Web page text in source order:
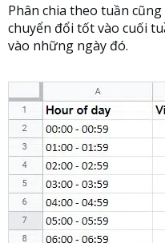
Phân chia theo tuần
chuyển đổi tốt vào cuối
vào những ngày đó.